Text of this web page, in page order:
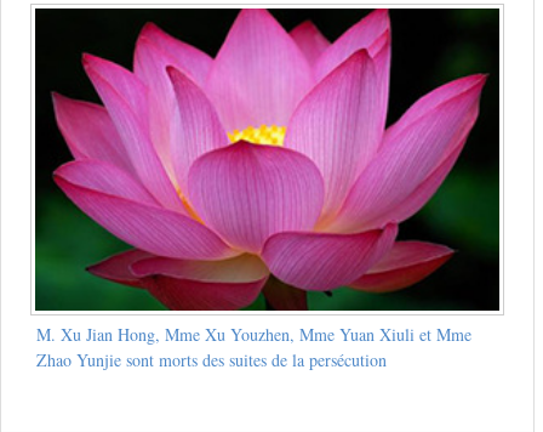
M. Xu Jian Hong, Mme Xu Youzhen, Mme Yuan Xiuli et Mme
Zhao Yunjie sont morts des suites de la persécution